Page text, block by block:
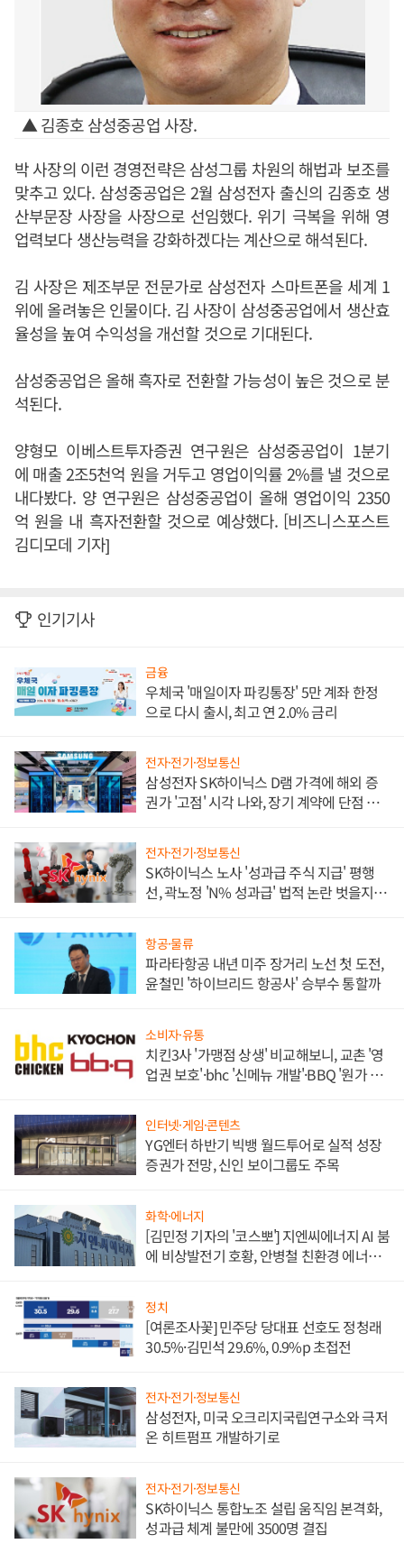
▲ 김종호 삼성중공업 사장.
박 사장의 이런 경영전략은 삼성그룹 차원의 해법과 보조를
맞추고 있다. 삼성중공업은 2월 삼성전자 출신의 김종호 생
산부문장 사장을 사장으로 선임했다. 위기 극복을 위해 영
업력보다 생산능력을 강화하겠다는 계산으로 해석된다.
김 사장은 제조부문 전문가로 삼성전자 스마트폰을 세계 1
위에 올려놓은 인물이다. 김 사장이 삼성중공업에서 생산효
율성을 높여 수익성을 개선할 것으로 기대된다.
삼성중공업은 올해 흑자로 전환할 가능성이 높은 것으로 분
석된다.
양형모 이베스트투자증권 연구원은 삼성중공업이 1분기
에 매출 2조5천억 원을 거두고 영업이익률 2%를 낼 것으로
내다봤다. 양 연구원은 삼성중공업이 올해 영업이익 2350
억 원을 내 흑자전환할 것으로 예상했다. [비즈니스포스트
김디모데 기자]
인기기사
금융
우체국 '매일이자 파킹통장' 5만 계좌 한정
으로 다시 출시, 최고 연 2.0% 금리
전자·전기·정보통신
삼성전자 SK하이닉스 D램 가격에 해외 증
권가 '고점' 시각 나와, 장기 계약에 단점 부
전자·전기·정보통신
SK하이닉스 노사 '성과급 주식 지급' 평행
선, 곽노정 'N% 성과급' 법적 논란 벗을지 주
항공·물류
파라타항공 내년 미주 장거리 노선 첫 도전,
윤철민 '하이브리드 항공사' 승부수 통할까
소비자·유통
치킨3사 '가맹점 상생' 비교해보니, 교촌 '영
업권 보호'·bhc '신메뉴 개발'·BBQ '원가 부
인터넷·게임·콘텐츠
YG엔터 하반기 빅뱅 월드투어로 실적 성장
증권가 전망, 신인 보이그룹도 주목
화학·에너지
[김민정 기자의 '코스뽀'] 지엔씨에너지 AI 붐
에 비상발전기 호황, 안병철 친환경 에너지
정치
[여론조사꽃] 민주당 당대표 선호도 정청래
30.5%·김민석 29.6%, 0.9%p 초접전
전자·전기·정보통신
삼성전자, 미국 오크리지국립연구소와 극저
온 히트펌프 개발하기로
전자·전기·정보통신
SK하이닉스 통합노조 설립 움직임 본격화,
성과급 체계 불만에 3500명 결집